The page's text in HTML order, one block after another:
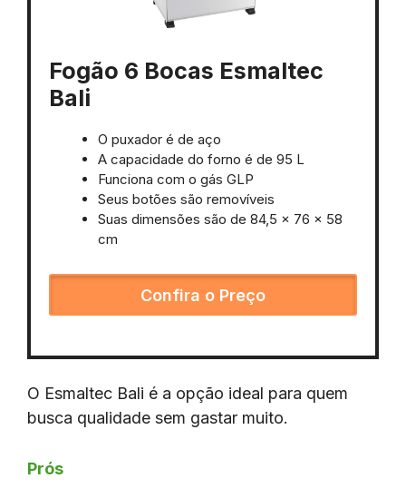
Fogão 6 Bocas Esmaltec
Bali
O puxador é de aço
A capacidade do forno é de 95 L
Funciona com o gás GLP
Seus botões são removíveis
Suas dimensões são de 84,5 x 76 x 58
cm
Confira o Preço
O Esmaltec Bali é a opção ideal para quem
busca qualidade sem gastar muito.
Prós